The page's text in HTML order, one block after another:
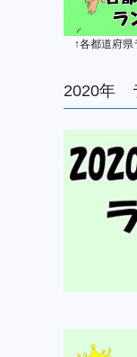
↑各都道府
2020年